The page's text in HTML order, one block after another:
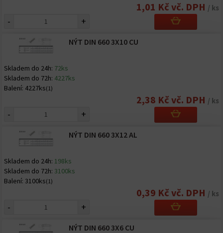
1,01 Kč vč. DPH / ks
- +
NÝT DIN 660 3X10 CU
Skladem do 24h: 72ks
Skladem do 72h: 4227ks
Balení: 4227ks(1)
2,38 Kč vč. DPH / ks
- +
NÝT DIN 660 3X12 AL
Skladem do 24h: 198ks
Skladem do 72h: 3100ks
Balení: 3100ks(1)
0,39 Kč vč. DPH / ks
- +
NÝT DIN 660 3X6 CU